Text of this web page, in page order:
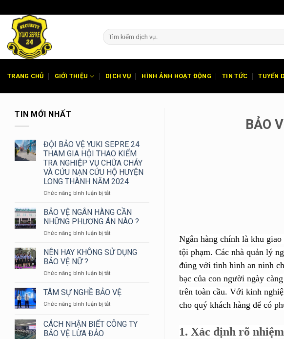
đến
dung
TRANG CHỦ GIỚI THIỆU DỊCH VỤ HÌNH ẢNH HOẠT ĐỘNG TIN TỨC TUYỂN
TIN MỚI NHẤT
ĐỘI BẢO VỆ YUKI SEPRE 24
THAM GIA HỘI THAO KIỂM
TRA NGHIỆP VỤ CHỮA CHÁY
VÀ CỨU NẠN CỨU HỘ HUYỆN
LONG THÀNH NĂM 2024
Chức năng bình luận bị tắtở
BẢO
VỆ
YUKI
SEPRE
THAM
THAO
TRA
CHÁY
BẢO VỆ NGÂN HÀNG CẦN
NHỮNG PHƯƠNG ÁN NÀO ?
Chức năng bình luận bị tắtở
VỆ
NGÂN
CẦN
PHƯƠNG
NÀO
NÊN HAY KHÔNG SỬ DỤNG
BẢO VỆ NỮ ?
Chức năng bình luận bị tắtở
HAY
KHÔNG
SỬ
BẢO
TÂM SỰ NGHỀ BẢO VỆ
Chức năng bình luận bị tắtở
SỰ
NGHỀ
CÁCH NHẬN BIẾT CÔNG TY
BẢO VỆ LỪA ĐẢO
BẢO
Ngân hàng chính là khu
tội phạm. Các nhà quản lý
đúng với tình hình an ninh
bạc của con người ngày
trên toàn cầu. Với kinh
cho quý khách hàng để có
1. Xác định rõ